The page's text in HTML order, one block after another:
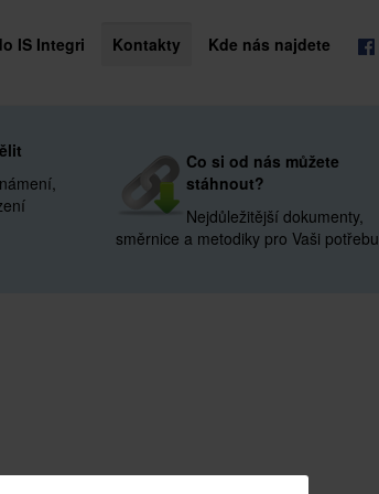
IS Integri Kontakty Kde nás najdete
Co si od nás můžete
stáhnout?
Nejdůležitější dokumenty,
směrnice a metodiky pro Vaši potřebu